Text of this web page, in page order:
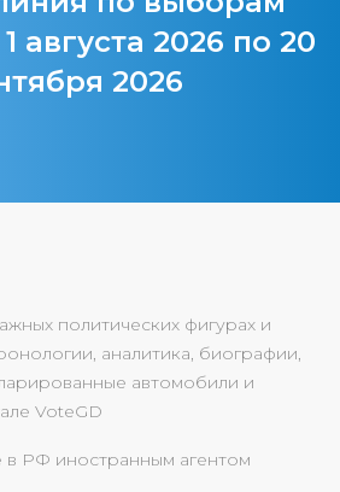
августа 2026 по 20
2026
политических фигурах и
аналитика, биографии,
автомобили и
VoteGD
в РФ иностранным агентом